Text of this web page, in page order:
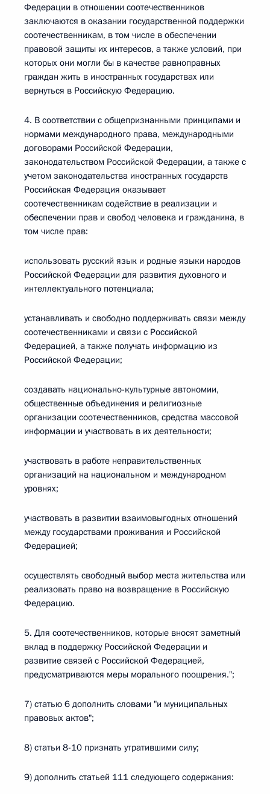
Федерации в отношении соотечественников
заключаются в оказании государственной поддержки
соотечественникам, в том числе в обеспечении
правовой защиты их интересов, а также условий, при
которых они могли бы в качестве равноправных
граждан жить в иностранных государствах или
вернуться в Российскую Федерацию.
4. В соответствии с общепризнанными принципами и
нормами международного права, международными
договорами Российской Федерации,
законодательством Российской Федерации, а также с
учетом законодательства иностранных государств
Российская Федерация оказывает
соотечественникам содействие в реализации и
обеспечении прав и свобод человека и гражданина, в
том числе прав:
использовать русский язык и родные языки народов
Российской Федерации для развития духовного и
интеллектуального потенциала;
устанавливать и свободно поддерживать связи между
соотечественниками и связи с Российской
Федерацией, а также получать информацию из
Российской Федерации;
создавать национально-культурные автономии,
общественные объединения и религиозные
организации соотечественников, средства массовой
информации и участвовать в их деятельности;
участвовать в работе неправительственных
организаций на национальном и международном
уровнях;
участвовать в развитии взаимовыгодных отношений
между государствами проживания и Российской
Федерацией;
осуществлять свободный выбор места жительства или
реализовать право на возвращение в Российскую
Федерацию.
5. Для соотечественников, которые вносят заметный
вклад в поддержку Российской Федерации и
развитие связей с Российской Федерацией,
предусматриваются меры морального поощрения.";
7) статью 6 дополнить словами "и муниципальных
правовых актов";
8) статьи 8-10 признать утратившими силу;
9) дополнить статьей 111 следующего содержания: